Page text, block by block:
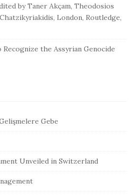
by Taner Akçam, Theodosios
London, Routledge,
the Assyrian Genocide
Gebe
Unveiled in Switzerland